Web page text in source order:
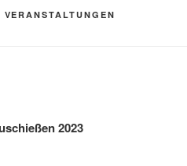
VERANSTALTUNGEN
2023